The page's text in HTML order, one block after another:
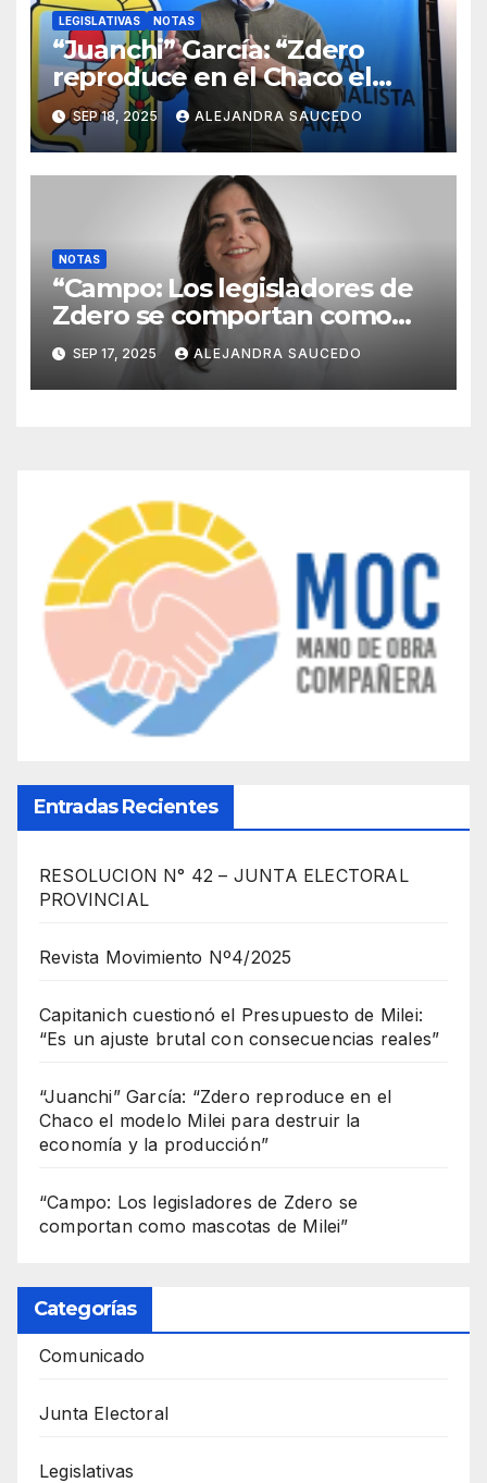
LEGISLATIVAS NOTAS
“Juanchi” García: “Zdero
reproduce en el Chaco el
modelo Milei para destruir la
economía y la producción”
SEP 18, 2025 ALEJANDRA SAUCEDO
NOTAS
“Campo: Los legisladores de
Zdero se comportan como
mascotas de Milei”
SEP 17, 2025 ALEJANDRA SAUCEDO
Entradas Recientes
RESOLUCION N° 42 – JUNTA ELECTORAL
PROVINCIAL
Revista Movimiento Nº4/2025
Capitanich cuestionó el Presupuesto de Milei:
“Es un ajuste brutal con consecuencias reales”
“Juanchi” García: “Zdero reproduce en el
Chaco el modelo Milei para destruir la
economía y la producción”
“Campo: Los legisladores de Zdero se
comportan como mascotas de Milei”
Categorías
Comunicado
Junta Electoral
Legislativas